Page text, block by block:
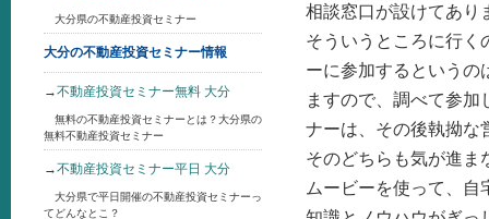
大分県の不動産投資セミナー
大分の不動産投資セミナー情報
→不動産投資セミナー無料 大分
無料の不動産投資セミナーとは？大分県の
無料不動産投資セミナー
→不動産投資セミナー平日 大分
大分県で平日開催の不動産投資セミナーっ
てどんなとこ？
相談窓口が設けてあり
そういうところに行く
ーに参加するというの
ますので、調べて参
ナーは、その後執拗な
そのどちらも気が進ま
ムービーを使って、